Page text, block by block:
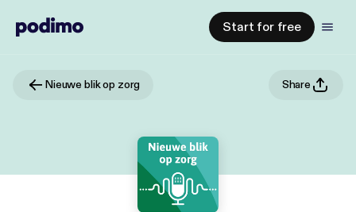
Start for free
Nieuwe blik op zorg Share